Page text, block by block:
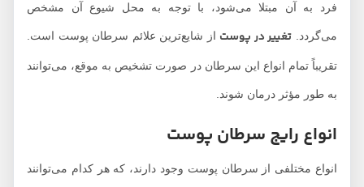
فرد به آن مبتلا می‌شود، با توجه به محل شیوع آن مشخص
می‌گردد.تغییر در پوستاز شایع‌ترین علائم سرطان پوست است.
تقریباً تمام انواع این سرطان در صورت تشخیص به موقع، می‌توانند
به طور مؤثر درمان شوند.
انواع رایج سرطان پوست
انواع مختلفی از سرطان پوست وجود دارند، که هر کدام می‌توانند